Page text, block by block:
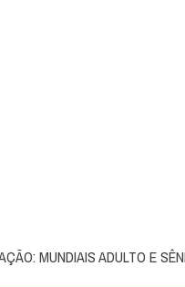
MUNDIAIS ADULTO E